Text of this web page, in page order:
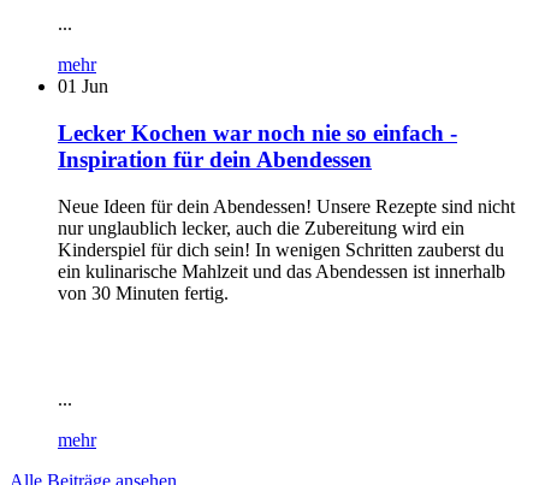
...
mehr
01 Jun
Lecker Kochen war noch nie so einfach -
Inspiration für dein Abendessen
Neue Ideen für dein Abendessen! Unsere Rezepte sind nicht
nur unglaublich lecker, auch die Zubereitung wird ein
Kinderspiel für dich sein! In wenigen Schritten zauberst du
ein kulinarische Mahlzeit und das Abendessen ist innerhalb
von 30 Minuten fertig.
...
mehr
Alle Beiträge ansehen